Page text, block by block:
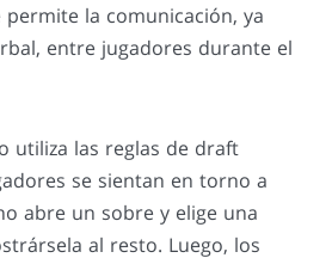
permite la comunicación, ya
entre jugadores durante el
utiliza las reglas de draft
se sientan en torno a
abre un sobre y elige una
al resto. Luego, los